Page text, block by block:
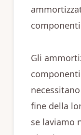
Gli
fine della
se laviamo